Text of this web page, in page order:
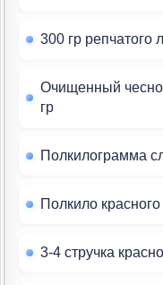
300 гр репчатого
Очищенный
гр
Полкилограмма
Полкило
3-4 стручка